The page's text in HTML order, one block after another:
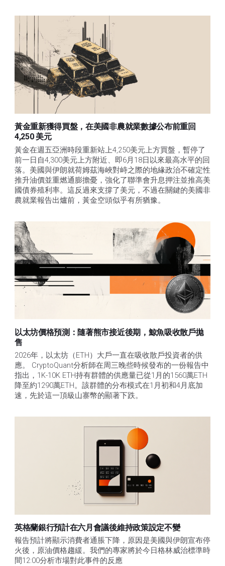
黃金重新獲得買盤，在美國非農就業數據公布前重回
4,250 美元
黃金在週五亞洲時段重新站上4,250美元上方買盤，暫停了
前一日自4,300美元上方附近、即6月18日以來最高水平的回
落。美國與伊朗就荷姆茲海峽對峙之際的地緣政治不確定性
推升油價並重燃通膨擔憂，強化了聯準會升息押注並推高美
國債券殖利率。這反過來支撐了美元，不過在關鍵的美國非
農就業報告出爐前，黃金空頭似乎有所猶豫。
以太坊價格預測：隨著熊市接近後期，鯨魚吸收散戶拋
售​
2026年，以太坊（ETH）大戶一直在吸收散戶投資者的供
應。 CryptoQuant分析師在周三晚些時候發布的一份報告中
指出，1K-10K ETH持有群體的供應量已從1月的1560萬ETH
降至約1290萬ETH。該群體的分布模式在1月初和4月底加
速，先於這一頂級山寨幣的顯著下跌。
英格蘭銀行預計在六月會議後維持政策設定不變
報告預計將顯示消費者通脹下降，原因是美國與伊朗宣布停
火後，原油價格趨緩。我們的專家將於今日格林威治標準時
間12:00分析市場對此事件的反應